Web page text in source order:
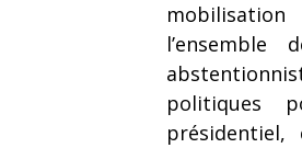
politiques
présidentiel,